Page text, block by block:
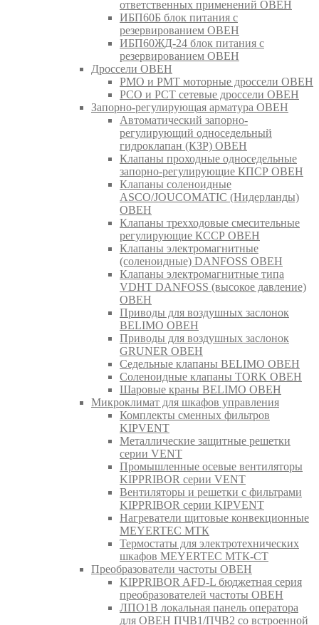
ответственных применений ОВЕН
ИБП60Б блок питания с
резервированием ОВЕН
ИБП60ЖД-24 блок питания с
резервированием ОВЕН
Дроссели ОВЕН
РМО и РМТ моторные дроссели ОВЕН
РСО и РСТ сетевые дроссели ОВЕН
Запорно-регулирующая арматура ОВЕН
Автоматический запорно-
регулирующий односедельный
гидроклапан (КЗР) ОВЕН
Клапаны проходные односедельные
запорно-регулирующие КПСР ОВЕН
Клапаны соленоидные
ASCO/JOUCOMATIC (Нидерланды)
ОВЕН
Клапаны трехходовые смесительные
регулирующие КССР ОВЕН
Клапаны электромагнитные
(соленоидные) DANFOSS ОВЕН
Клапаны электромагнитные типа
VDHT DANFOSS (высокое давление)
ОВЕН
Приводы для воздушных заслонок
BELIMO ОВЕН
Приводы для воздушных заслонок
GRUNER ОВЕН
Седельные клапаны BELIMO ОВЕН
Соленоидные клапаны TORK ОВЕН
Шаровые краны BELIMO ОВЕН
Микроклимат для шкафов управления
Комплекты сменных фильтров
KIPVENT
Металлические защитные решетки
серии VENT
Промышленные осевые вентиляторы
KIPPRIBOR серии VENT
Вентиляторы и решетки с фильтрами
KIPPRIBOR серии KIPVENT
Нагреватели щитовые конвекционные
MEYERTEC МТК
Термостаты для электротехнических
шкафов MEYERTEC МТК-СТ
Преобразователи частоты ОВЕН
KIPPRIBOR AFD-L бюджетная серия
преобразователей частоты ОВЕН
ЛПО1В локальная панель оператора
для ОВЕН ПЧВ1/ПЧВ2 со встроенной